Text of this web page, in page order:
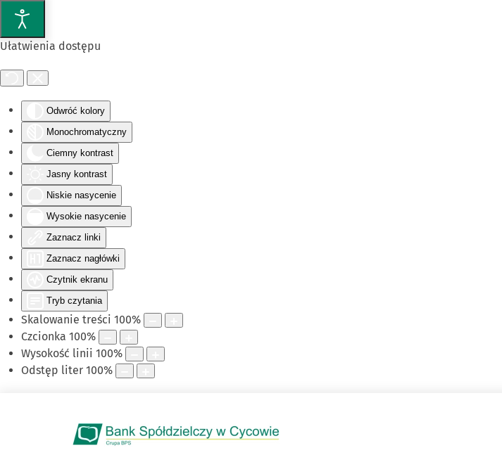
Ułatwienia dostępu
Odwróć kolory
Monochromatyczny
Ciemny kontrast
Jasny kontrast
Niskie nasycenie
Wysokie nasycenie
Zaznacz linki
Zaznacz nagłówki
Czytnik ekranu
Tryb czytania
Skalowanie treści 100%
Czcionka 100%
Wysokość linii 100%
Odstęp liter 100%
Przejdź do głównej treści